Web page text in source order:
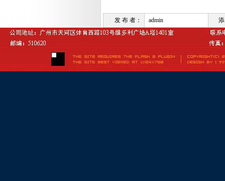
发 布 者： admin